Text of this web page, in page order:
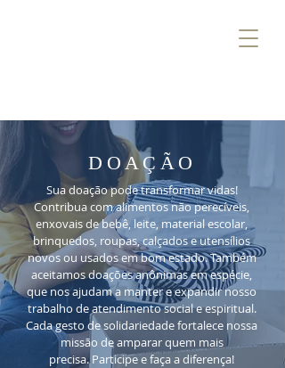
DOAÇÃO
Sua doação pode transformar vidas!
Contribua com alimentos não perecíveis,
enxovais de bebê, leite, material escolar,
brinquedos, roupas, calçados e utensílios
novos ou usados em bom estado. Também
aceitamos doações anônimas em espécie,
que nos ajudam a manter e expandir nosso
trabalho de atendimento social e espiritual.
Cada gesto de solidariedade fortalece nossa
missão de amparar quem mais
precisa.Participe e faça a diferença!